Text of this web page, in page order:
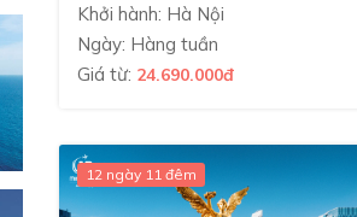
Khởi hành: Hà Nội
Ngày: Hàng tuần
Giá từ: 24.690.000đ
12 ngày 11 đêm